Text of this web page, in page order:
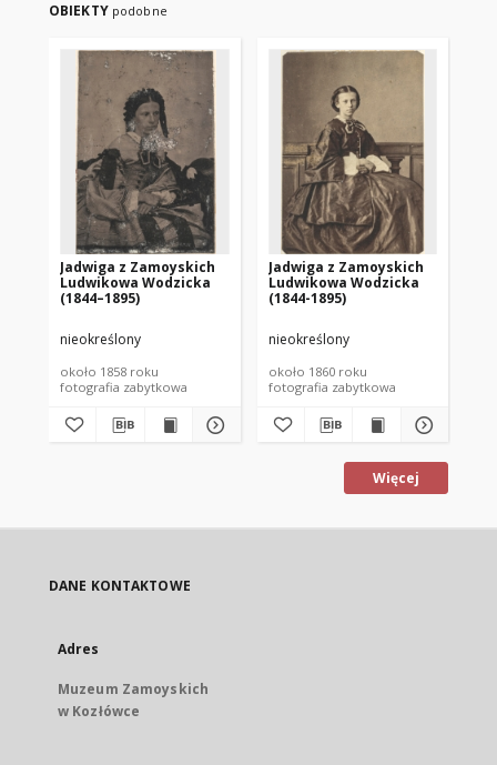
OBIEKTY podobne
Jadwiga z Zamoyskich
Ludwikowa Wodzicka
(1844–1895)
nieokreślony
około 1858 roku
fotografia zabytkowa
Jadwiga z Zamoyskich
Ludwikowa Wodzicka
(1844-1895)
nieokreślony
około 1860 roku
fotografia zabytkowa
Więcej
DANE KONTAKTOWE
Adres
Muzeum Zamoyskich
w Kozłówce